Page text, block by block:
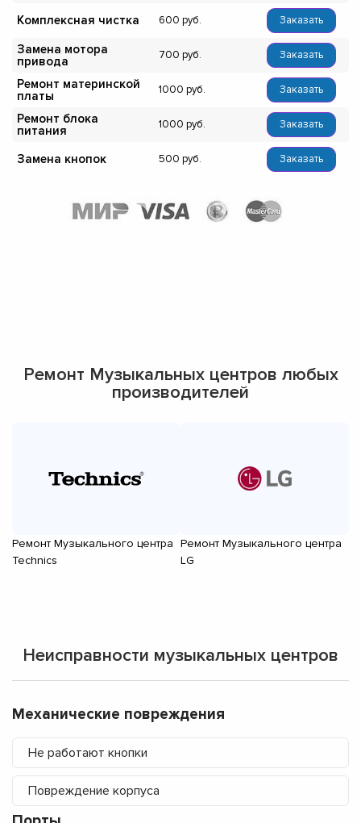
Комплексная чистка 600 Заказать
Замена мотора
привода
700 Заказать
Ремонт материнской
платы
1000 Заказать
Ремонт блока
питания
1000 Заказать
Замена кнопок 500 Заказать
Ремонт Музыкальных центров любых
производителей
Ремонт Музыкального центра
Technics
Ремонт Музыкального центра
LG
Неисправности музыкальных центров
Механические повреждения
Не работают кнопки
Повреждение корпуса